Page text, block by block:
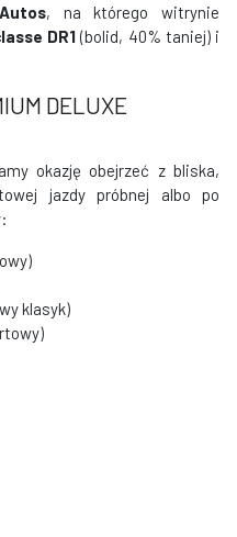
, na którego witrynie
DR1(bolid, 40% taniej) i
DELUXE
okazję obejrzeć z bliska,
jazdy próbnej albo po
klasyk)